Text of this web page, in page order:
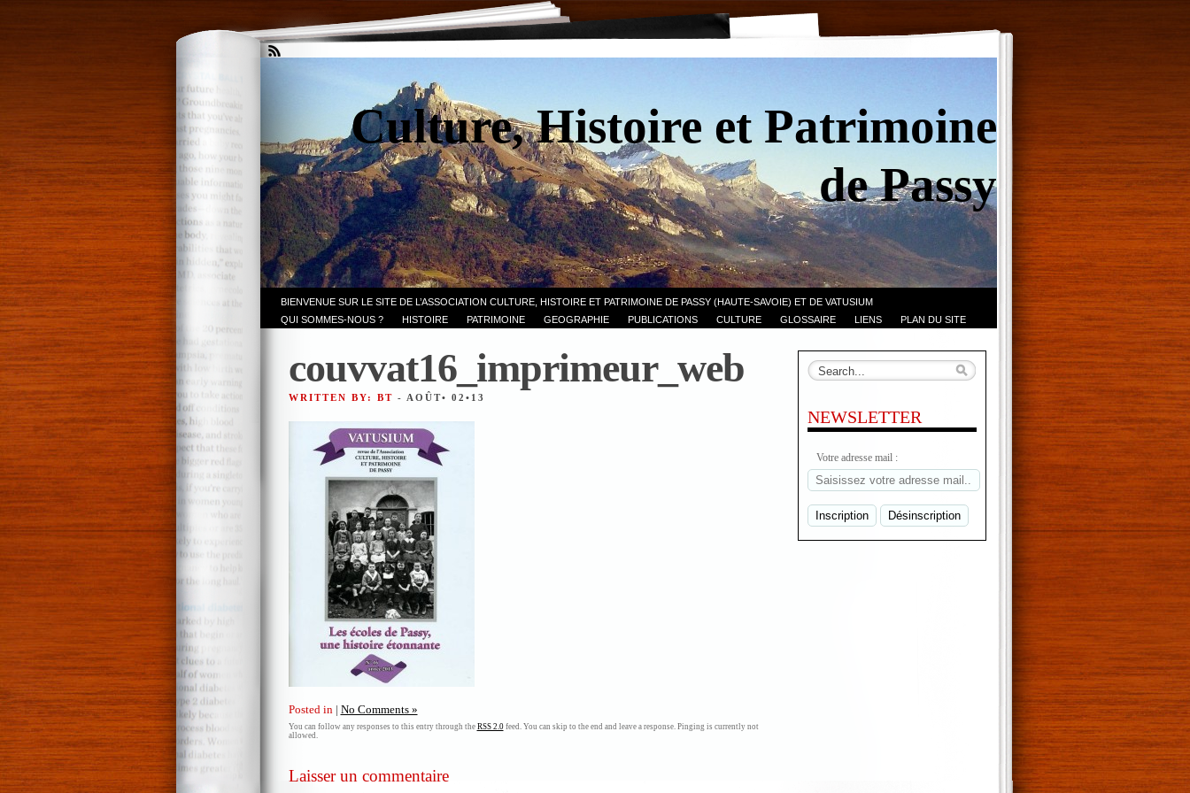
Culture, Histoire et Patrimoine
de Passy
BIENVENUE SUR LE SITE DE L’ASSOCIATION CULTURE, HISTOIRE ET PATRIMOINE DE PASSY (HAUTE-SAVOIE) ET DE VATUSIUM
QUI SOMMES-NOUS ?
HISTOIRE PATRIMOINE GEOGRAPHIE PUBLICATIONS CULTURE GLOSSAIRE LIENS PLAN DU SITE
couvvat16_imprimeur_web
WRITTEN BY: BT - AOÛT• 02•13
Posted in | No Comments »
You can follow any responses to this entry through the RSS 2.0feed. You can skip to the end and leave a response. Pinging is currently not
allowed.
Laisser un commentaire
NEWSLETTER
Votre adresse mail :